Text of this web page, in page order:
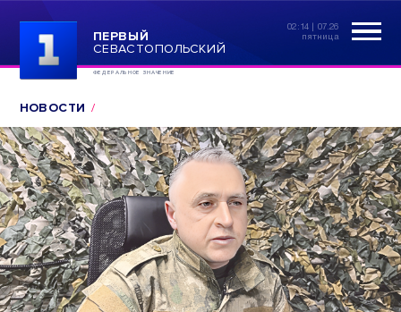
ПЕРВЫЙ
СЕВАСТОПОЛЬСКИЙ
ФЕДЕРАЛЬНОЕ ЗНАЧЕНИЕ
02:14 | 07.26
пятница
НОВОСТИ